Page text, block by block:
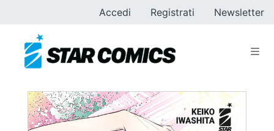
Accedi Registrati Newsletter